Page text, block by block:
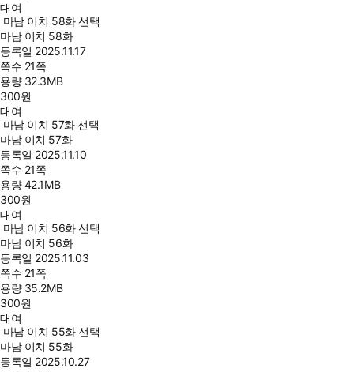
대여
마남 이치 58화 선택
마남 이치 58화
등록일 2025.11.17
쪽수 21쪽
용량 32.3MB
300원
대여
마남 이치 57화 선택
마남 이치 57화
등록일 2025.11.10
쪽수 21쪽
용량42.1MB
300원
대여
마남 이치 56화 선택
마남 이치 56화
등록일 2025.11.03
쪽수 21쪽
용량 35.2MB
300원
대여
마남 이치 55화 선택
마남 이치 55화
등록일 2025.10.27